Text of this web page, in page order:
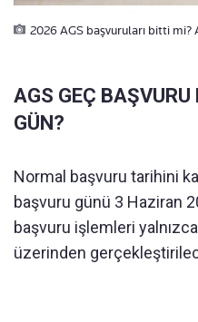
2026 AGS başvuruları bitti mi?
AGS GEÇ
GÜN?
Normal başvuru tarihini
başvuru günü 3 Haziran
başvuru işlemleri
üzerinden